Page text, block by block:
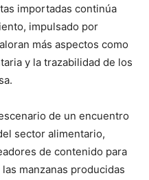
importadas continúa
impulsado por
más aspectos como
y la trazabilidad de los
de un encuentro
sector alimentario,
de contenido para
manzanas producidas